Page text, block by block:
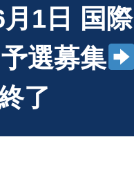
月1日 国際
選募集
了